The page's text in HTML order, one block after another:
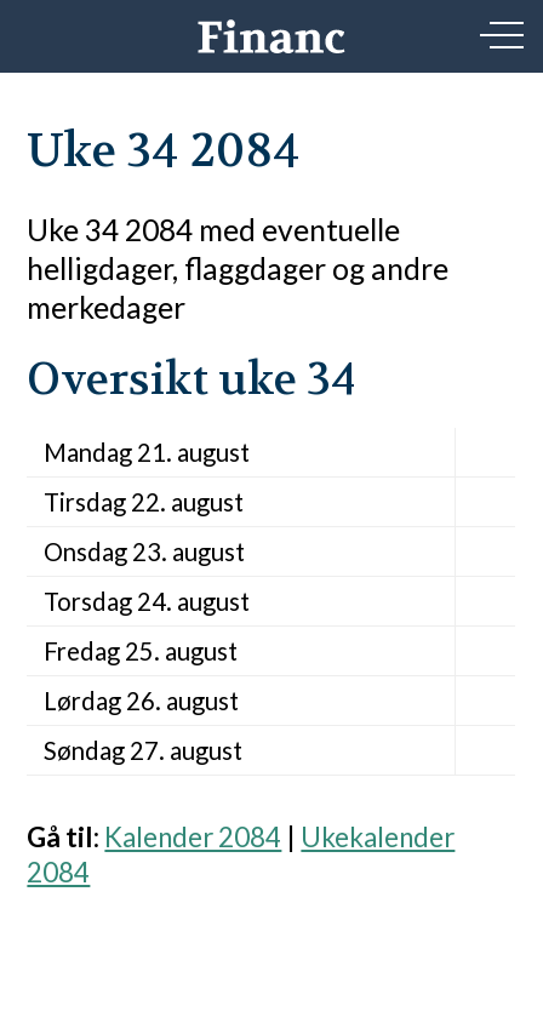
Uke 34 2084
Uke 34 2084 med eventuelle
helligdager, flaggdager og andre
merkedager
Oversikt uke 34
Mandag 21. august
Tirsdag 22. august
Onsdag 23. august
Torsdag 24. august
Fredag 25. august
Lørdag 26. august
Søndag 27. august
Gå til: Kalender 2084
Ukekalender
2084